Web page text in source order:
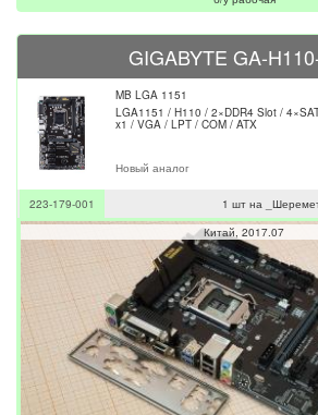
GIGABYTE GA-
MB LGA 1151
LGA1151 / H110 / 2×DDR4 Slot /
x1 / VGA / LPT / COM / ATX
Новый аналог
223-179-001
1 шт на
Китай 2017.07